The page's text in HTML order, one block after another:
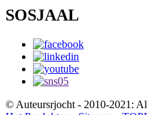
SOSJAAL
© Auteursrjocht - 2010-2021: